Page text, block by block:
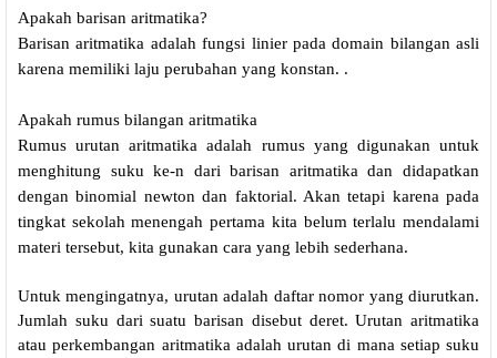
Apakah barisan aritmatika?
Barisan aritmatika adalah fungsi linier pada domain bilangan asli
karena memiliki laju perubahan yang konstan. .
Apakah rumus bilangan aritmatika
Rumus urutan aritmatika adalah rumus yang digunakan untuk
menghitung suku ke-n dari barisan aritmatikadan didapatkan
dengan binomial newton dan faktorial. Akan tetapi karena pada
tingkat sekolah menengah pertama kita belum terlalu mendalami
materi tersebut, kita gunakan cara yang lebih sederhana.
Untuk mengingatnya, urutan adalah daftar nomor yang diurutkan.
Jumlah suku dari suatu barisan disebut deret. Urutan aritmatika
atau perkembangan aritmatika adalah urutan di mana setiap suku